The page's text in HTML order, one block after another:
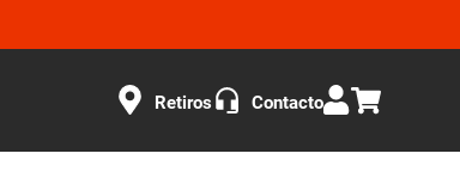
Retiros Contacto